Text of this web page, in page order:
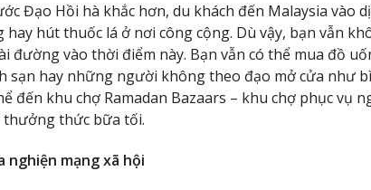
Đạo Hồi hà khắc hơn, du khách đến Malaysia vào
hay hút thuốc lá ở nơi công cộng. Dù vậy, bạn vẫn
đường vào thời điểm này. Bạn vẫn có thể mua đồ
sạn hay những người không theo đạo mở cửa như
đến khu chợ Ramadan Bazaars – khu chợ phục vụ
thưởng thức bữa tối.
nghiện mạng xã hội